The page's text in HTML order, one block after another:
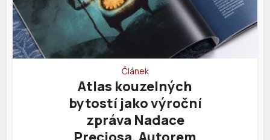
Článek
Atlas kouzelných
bytostí jako výroční
zpráva Nadace